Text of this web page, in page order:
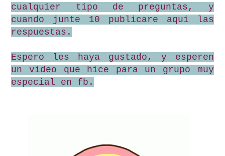
cualquier tipo de preguntas, y
cuando junte 10 publicare aqui las
respuestas.
Espero les haya gustado, y esperen
un video que hice para un grupo muy
especial en fb.